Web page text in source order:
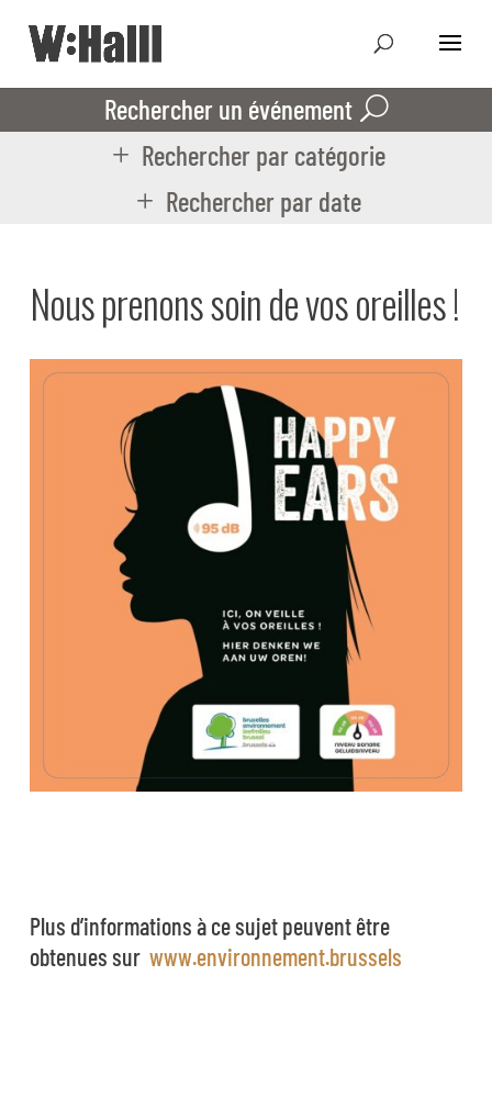
Rechercher un événement
Rechercher par catégorie
Rechercher par date
Nous prenons soin de vos oreilles !
Plus d’informations à ce sujet peuvent être
obtenues sur www.environnement.brussels